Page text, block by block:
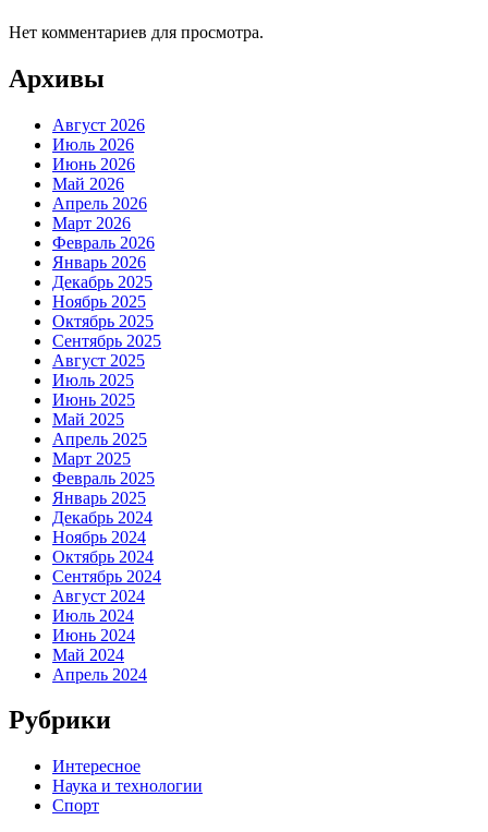
Нет комментариев для просмотра.
Архивы
Август 2026
Июль 2026
Июнь 2026
Май 2026
Апрель 2026
Март 2026
Февраль 2026
Январь 2026
Декабрь 2025
Ноябрь 2025
Октябрь 2025
Сентябрь 2025
Август 2025
Июль 2025
Июнь 2025
Май 2025
Апрель 2025
Март 2025
Февраль 2025
Январь 2025
Декабрь 2024
Ноябрь 2024
Октябрь 2024
Сентябрь 2024
Август 2024
Июль 2024
Июнь 2024
Май 2024
Апрель 2024
Рубрики
Интересное
Наука и технологии
Спорт